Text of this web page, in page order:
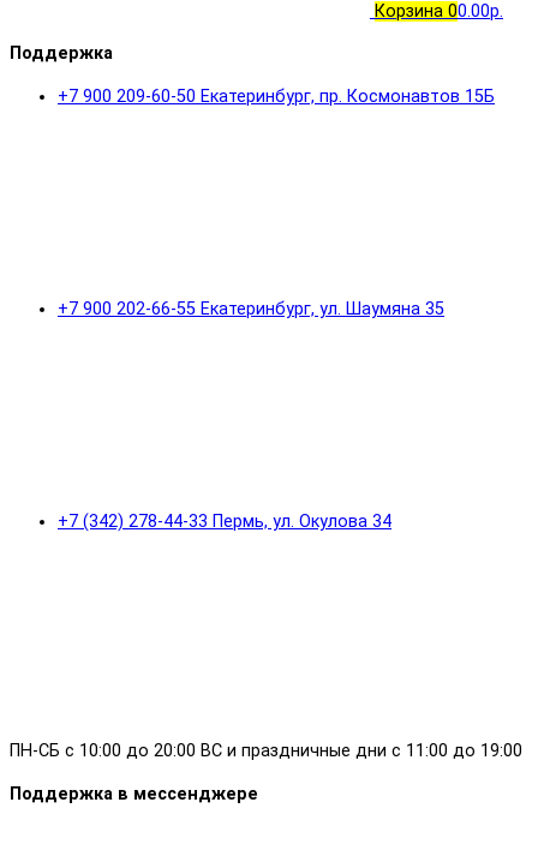
Корзина 00.00р.
Поддержка
+7 900 209-60-50 Екатеринбург, пр. Космонавтов 15Б
+7 900 202-66-55 Екатеринбург, ул. Шаумяна 35
+7 (342) 278-44-33 Пермь, ул. Окулова 34
ПН-СБ с 10:00 до 20:00 ВС и праздничные дни с 11:00 до 19:00
Поддержка в мессенджере